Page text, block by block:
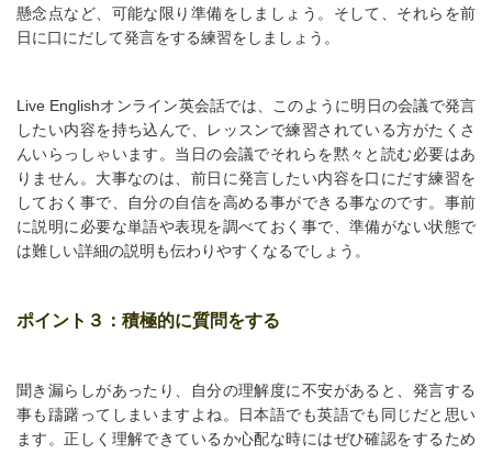
懸念点など、可能な限り準備をしましょう。そして、それらを前
日に口にだして発言をする練習をしましょう。
Live Englishオンライン英会話では、このように明日の会議で発言
したい内容を持ち込んで、レッスンで練習されている方がたくさ
んいらっしゃいます。当日の会議でそれらを黙々と読む必要はあ
りません。大事なのは、前日に発言したい内容を口にだす練習を
しておく事で、自分の自信を高める事ができる事なのです。事前
に説明に必要な単語や表現を調べておく事で、準備がない状態で
は難しい詳細の説明も伝わりやすくなるでしょう。
ポイント３：積極的に質問をする
聞き漏らしがあったり、自分の理解度に不安があると、発言する
事も躊躇ってしまいますよね。日本語でも英語でも同じだと思い
ます。正しく理解できているか心配な時にはぜひ確認をするため